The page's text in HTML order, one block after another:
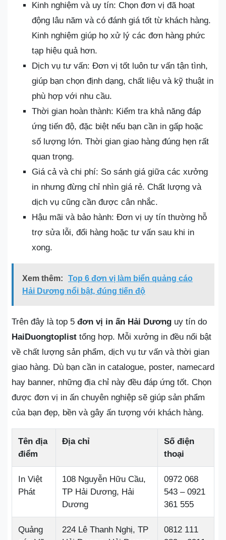
Kinh nghiệm và uy tín: Chọn đơn vị đã hoạt
động lâu năm và có đánh giá tốt từ khách hàng.
Kinh nghiệm giúp họ xử lý các đơn hàng phức
tạp hiệu quả hơn.
Dịch vụ tư vấn: Đơn vị tốt luôn tư vấn tận tình,
giúp bạn chọn định dạng, chất liệu và kỹ thuật in
phù hợp với nhu cầu.
Thời gian hoàn thành: Kiểm tra khả năng đáp
ứng tiến độ, đặc biệt nếu bạn cần in gấp hoặc
số lượng lớn. Thời gian giao hàng đúng hẹn rất
quan trọng.
Giá cả và chi phí: So sánh giá giữa các xưởng
in nhưng đừng chỉ nhìn giá rẻ. Chất lượng và
dịch vụ cũng cần được cân nhắc.
Hậu mãi và bảo hành: Đơn vị uy tín thường hỗ
trợ sửa lỗi, đổi hàng hoặc tư vấn sau khi in
xong.
Xem thêm:
Top 6 đơn vị làm biển quảng cáo
Hải Dương nổi bật, đúng tiến độ
Trên đây là top 5 đơn vị in ấn Hải Dương uy tín do
HaiDuongtoplist tổng hợp. Mỗi xưởng in đều nổi bật
về chất lượng sản phẩm, dịch vụ tư vấn và thời gian
giao hàng. Dù bạn cần in catalogue, poster, namecard
hay banner, những địa chỉ này đều đáp ứng tốt. Chọn
được đơn vị in ấn chuyên nghiệp sẽ giúp sản phẩm
của bạn đẹp, bền và gây ấn tượng với khách hàng.
Tên địa
điểm
Địa chỉ
Số điện
thoại
In Việt
Phát
108 Nguyễn Hữu Cầu,
TP Hải Dương, Hải
Dương
0972 068
543 – 0921
361 555
Quảng
224 Lê Thanh Nghị, TP
0812 111